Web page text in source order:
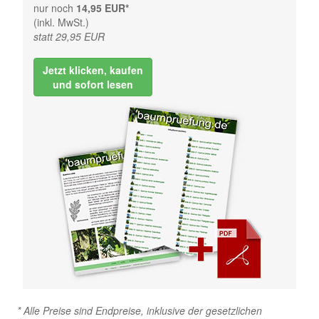
nur noch 14,95 EUR*
(inkl. MwSt.)
statt 29,95 EUR
Jetzt klicken, kaufen
und sofort lesen
* Alle Preise sind Endpreise, inklusive der gesetzlichen